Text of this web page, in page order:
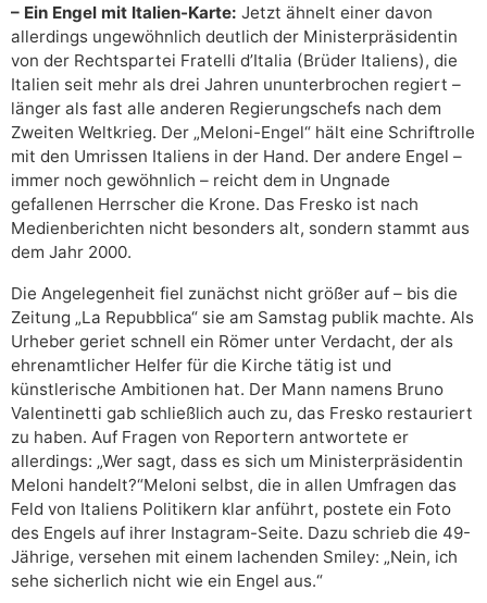
– Ein Engel mit Italien-Karte: Jetzt ähnelt einer davon
allerdings ungewöhnlich deutlich der Ministerpräsidentin
von der Rechtspartei Fratelli d’Italia (Brüder Italiens), die
Italien seit mehr als drei Jahren ununterbrochen regiert –
länger als fast alle anderen Regierungschefs nach dem
Zweiten Weltkrieg. Der „Meloni-Engel“ hält eine Schriftrolle
mit den Umrissen Italiens in der Hand. Der andere Engel –
immer noch gewöhnlich – reicht dem in Ungnade
gefallenen Herrscher die Krone. Das Fresko ist nach
Medienberichten nicht besonders alt, sondern stammt aus
dem Jahr 2000.
Die Angelegenheit fiel zunächst nicht größer auf – bis die
Zeitung „La Repubblica“ sie am Samstag publik machte. Als
Urheber geriet schnell ein Römer unter Verdacht, der als
ehrenamtlicher Helfer für die Kirche tätig ist und
künstlerische Ambitionen hat. Der Mann namens Bruno
Valentinetti gab schließlich auch zu, das Fresko restauriert
zu haben. Auf Fragen von Reportern antwortete er
allerdings: „Wer sagt, dass es sich um Ministerpräsidentin
Meloni handelt?“Meloni selbst, die in allen Umfragen das
Feld von Italiens Politikern klar anführt, postete ein Foto
des Engels auf ihrer Instagram-Seite. Dazu schrieb die 49-
Jährige, versehen mit einem lachenden Smiley: „Nein, ich
sehe sicherlich nicht wie ein Engel aus.“